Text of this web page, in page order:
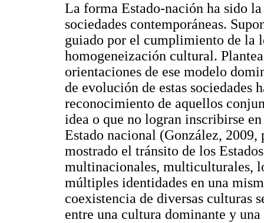
La forma Estado-nación ha sido
sociedades contemporáneas.
guiado por el cumplimiento de la
homogeneización cultural.
orientaciones de ese modelo
de evolución de estas sociedades
reconocimiento de aquellos
idea o que no logran inscribirse
Estado nacional (González,
mostrado el tránsito de los
multinacionales, multiculturales,
múltiples identidades en una
coexistencia de diversas culturas
entre una cultura dominante y